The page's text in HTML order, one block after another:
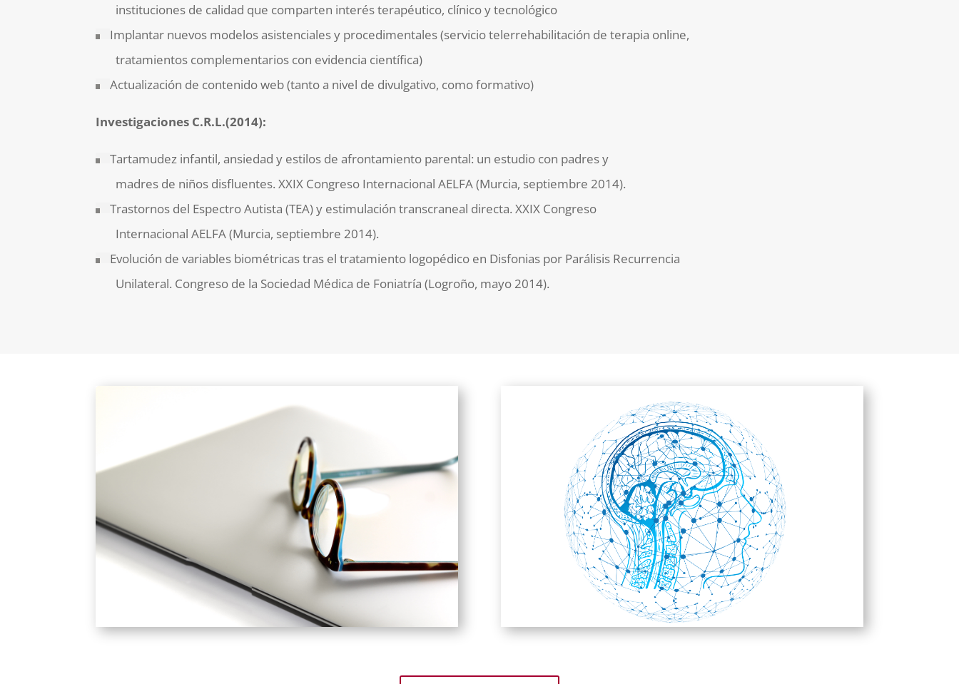
instituciones de calidad que comparten interés terapéutico, clínico y tecnológico
Implantar nuevos modelos asistenciales y procedimentales (servicio telerrehabilitación de terapia online,
tratamientos complementarios con evidencia científica)
Actualización de contenido web (tanto a nivel de divulgativo, como formativo)
Investigaciones C.R.L.(2014):
Tartamudez infantil, ansiedad y estilos de afrontamiento parental: un estudio con padres y
madres de niños disfluentes. XXIX Congreso Internacional AELFA (Murcia, septiembre 2014).
Trastornos del Espectro Autista (TEA) y estimulación transcraneal directa. XXIX Congreso
Internacional AELFA (Murcia, septiembre 2014).
Evolución de variables biométricas tras el tratamiento logopédico en Disfonias por Parálisis Recurrencia
Unilateral. Congreso de la Sociedad Médica de Foniatría (Logroño, mayo 2014).